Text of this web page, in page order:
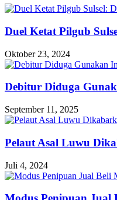
Duel Ketat Pilgub
Oktober 23, 2024
Debitur Diduga
September 11, 2025
Pelaut Asal Luwu
Juli 4, 2024